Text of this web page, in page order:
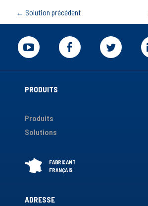
← Solution précédent
PRODUITS
Produits
Solutions
ADRESSE